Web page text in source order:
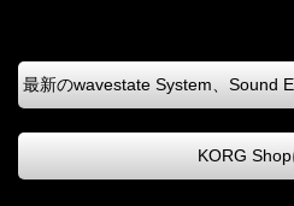
最新のwavestate System、Sound
KORG Shop